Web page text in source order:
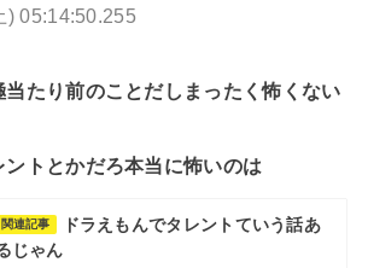
) 05:14:50.255
たり前のことだしまったく怖くない
ントとかだろ本当に怖いのは
関連記事
ドラえもんでタレントていう話あ
じゃん